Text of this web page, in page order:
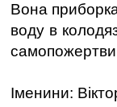
Вона
воду в
Іменини: